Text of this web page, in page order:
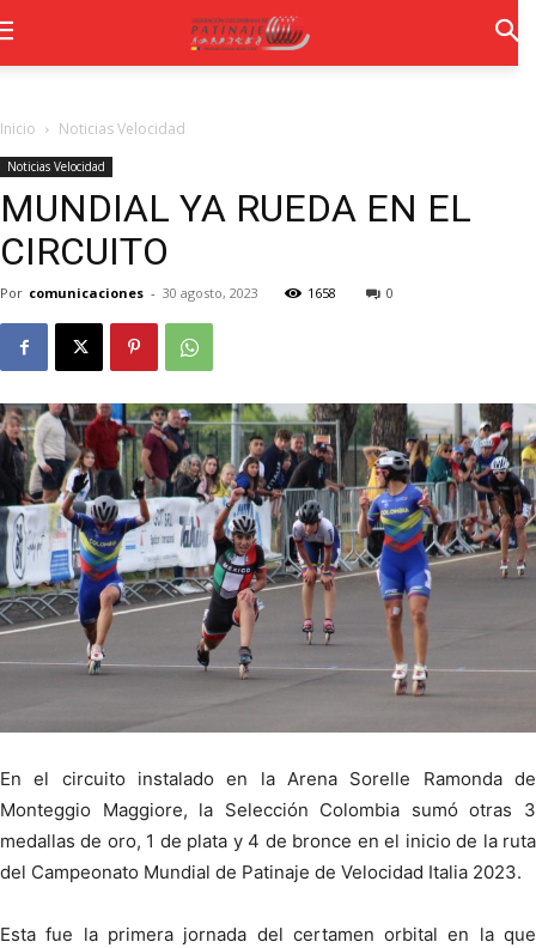
Inicio Noticias Velocidad
Noticias Velocidad
MUNDIAL YA RUEDA EN EL
CIRCUITO
Por comunicaciones - 30 agosto, 2023 1658 0
En el circuito instalado en la Arena Sorelle Ramonda de
Monteggio Maggiore, la Selección Colombia sumó otras 3
medallas de oro, 1 de plata y 4 de bronce en el inicio de la ruta
del Campeonato Mundial de Patinaje de Velocidad Italia 2023.
Esta fue la primera jornada del certamen orbital en la que